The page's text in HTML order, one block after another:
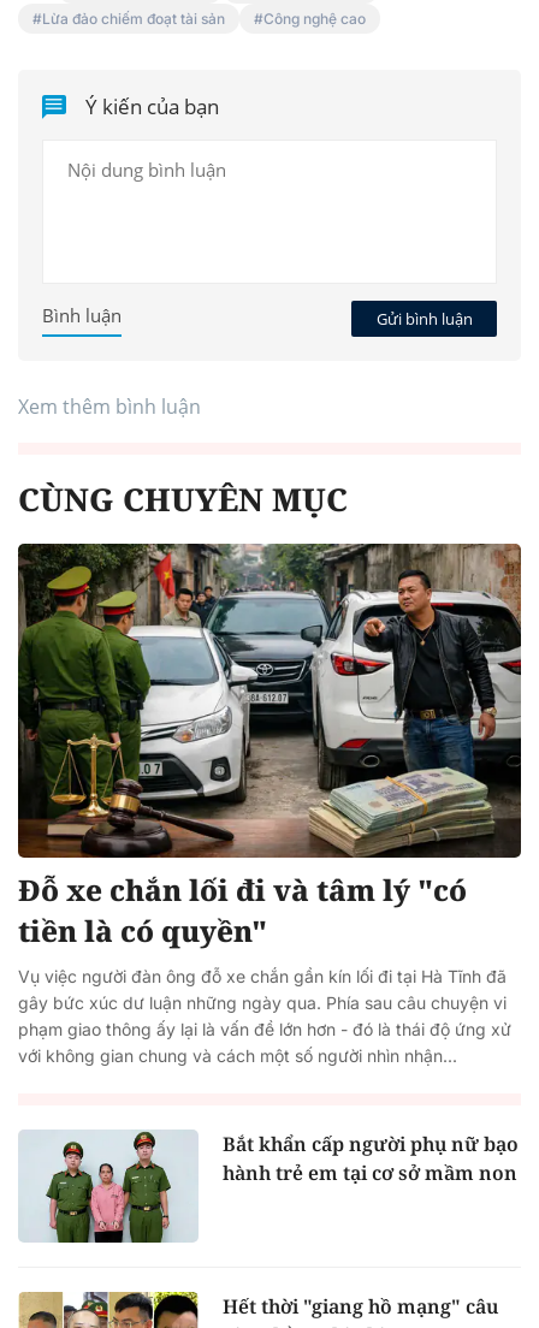
Lừa đảo chiếm đoạt tài sản
Công nghệ cao
Ý kiến của bạn
Gửi bình luận
Bình luận
Xem thêm bình luận
CÙNG CHUYÊN MỤC
Đỗ xe chắn lối đi và tâm lý "có
tiền là có quyền"
Vụ việc người đàn ông đỗ xe chắn gần kín lối đi tại Hà Tĩnh đã
gây bức xúc dư luận những ngày qua. Phía sau câu chuyện vi
phạm giao thông ấy lại là vấn đề lớn hơn - đó là thái độ ứng xử
với không gian chung và cách một số người nhìn nhận...
Bắt khẩn cấp người phụ nữ bạo
hành trẻ em tại cơ sở mầm non
Hết thời "giang hồ mạng" câu